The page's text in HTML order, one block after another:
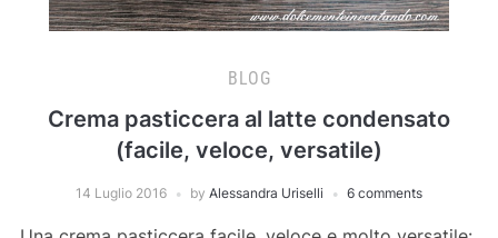
BLOG
Crema pasticcera al latte condensato
(facile, veloce, versatile)
14 Luglio 2016 by Alessandra Uriselli 6 comments